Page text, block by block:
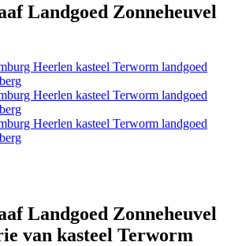
Landgoed Zonneheuvel
Landgoed Zonneheuvel
van kasteel Terworm